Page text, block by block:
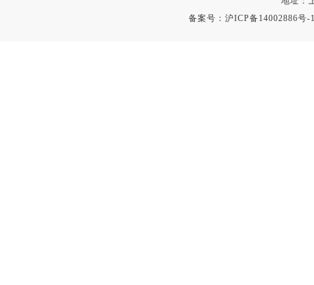
备案号：沪ICP备14002886号-